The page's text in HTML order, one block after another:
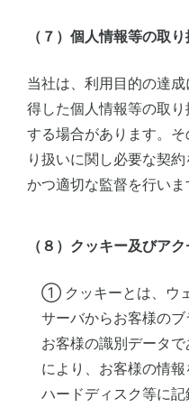
（７）個人情報等の取
当社は、利用目的の達
得した個人情報等の取
する場合があります。
り扱いに関し必要な契
かつ適切な監督を行いま
（８）クッキー及びア
① クッキーとは、ウ
サーバからお客様の
お客様の識別データ
により、お客様の情
ハードディスク等に